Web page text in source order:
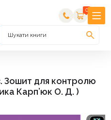
0
Шукати книги
Зошит для контролю
Карп’юк О. Д. )